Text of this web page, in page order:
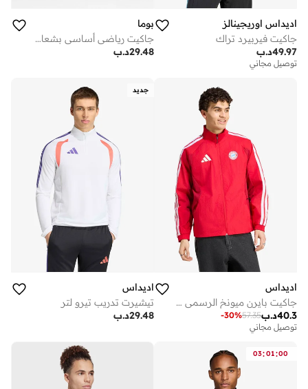
اديداس اوريجينالز
جاكيت فيربيرد تراك
د.ب49.97
توصيل مجاني
بوما
جاكيت رياضي أساسي بشعار رقم من البوليستر
د.ب29.48
اديداس
جاكيت بايرن ميونخ الرسمي للمنزل
د.ب40.3
57.35
-30%
توصيل مجاني
جديد
اديداس
تيشيرت تدريب تيرو لتر
د.ب29.48
03:01:00